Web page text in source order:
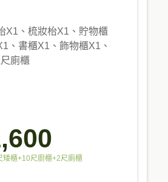
X1、梳妝枱X1、貯物櫃
、書櫃X1、飾物櫃X1、
廁櫃
矮櫃+10尺廚櫃+2尺廁櫃